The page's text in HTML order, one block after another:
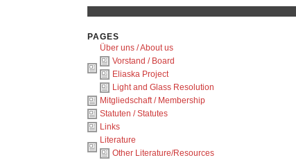
PAGES
Über uns / About us
Vorstand / Board
Eliaska Project
Light and Glass Resolution
Mitgliedschaft / Membership
Statuten / Statutes
Links
Literature
Other Literature/Resources